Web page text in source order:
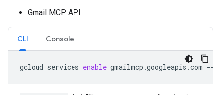
Gmail MCP API
CLI Console
gcloud services enable gmailmcp.googleapis.com --